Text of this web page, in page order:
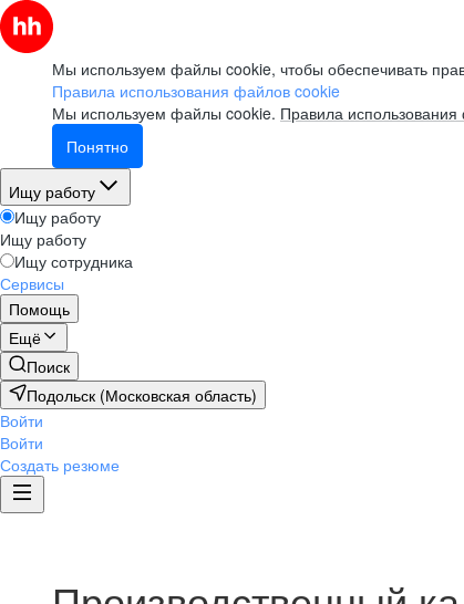
Мы используем файлы cookie, чтобы обеспечивать
Правила использования файлов cookie
Мы используем файлы cookie. Правила
Понятно
Ищу работу
Ищу работу
Ищу работу
Ищу сотрудника
Сервисы
Помощь
Ещё
Поиск
Подольск (Московская область)
Войти
Войти
Создать резюме